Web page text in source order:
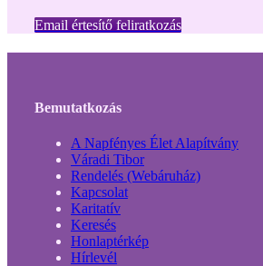
Email értesítő feliratkozás
Bemutatkozás
A Napfényes Élet Alapítvány
Váradi Tibor
Rendelés (Webáruház)
Kapcsolat
Karitatív
Keresés
Honlaptérkép
Hírlevél